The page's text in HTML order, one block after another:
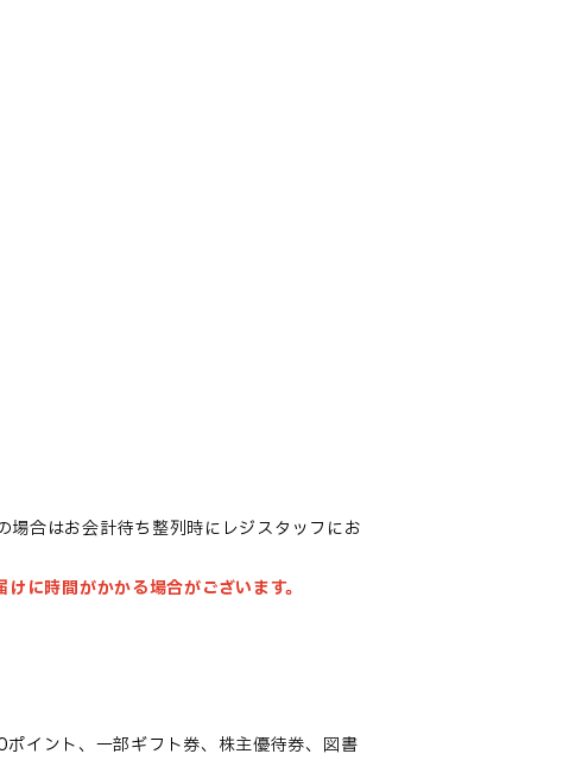
合はお会計待ち整列時にレジスタッフにお
に時間がかかる場合がございます。
イント、一部ギフト券、株主優待券、図書